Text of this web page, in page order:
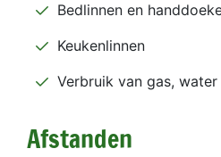
Bedlinnen en
Keukenlinnen
Verbruik van gas,
Afstanden